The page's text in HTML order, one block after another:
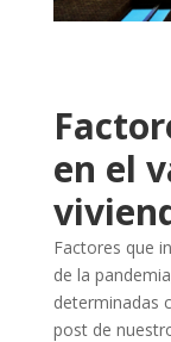
en el
Factores que
de la
determinadas
post de